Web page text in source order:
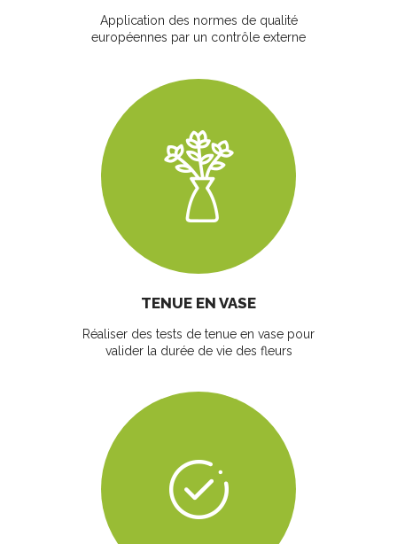
Application des normes de qualité
européennes par un contrôle externe
TENUE EN VASE
Réaliser des tests de tenue en vase pour
valider la durée de vie des fleurs